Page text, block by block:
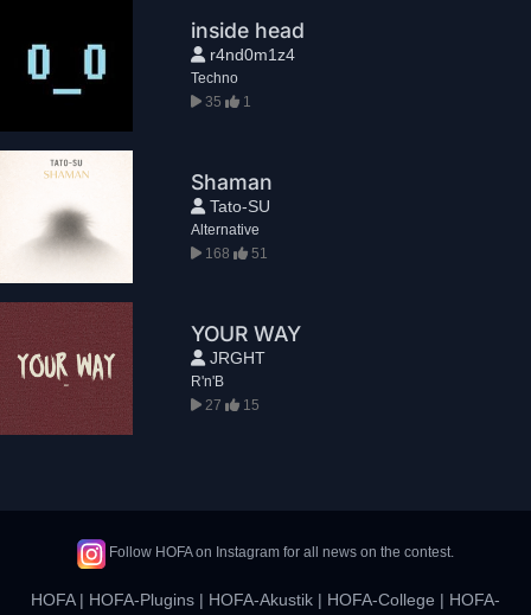
inside head
r4nd0m1z4
Techno
35
1
Shaman
Tato-SU
Alternative
168
51
YOUR WAY
JRGHT
R'n'B
27
15
Follow HOFA on Instagram for all news on the contest.
HOFA| HOFA-Plugins | HOFA-Akustik | HOFA-College | HOFA-